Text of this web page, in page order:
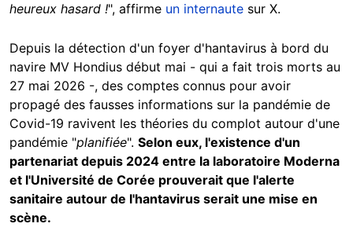
heureux hasard !", affirme un internaute sur X.
Depuis la détection d'un foyer d'hantavirus à bord du
navire MV Hondius début mai - qui a fait trois morts au
27 mai 2026 -, des comptes connus pour avoir
propagé des fausses informations sur la pandémie de
Covid-19 ravivent les théories du complot autour d'une
pandémie "planifiée". Selon eux, l'existence d'un
partenariat depuis 2024 entre la laboratoire Moderna
et l'Université de Corée prouverait que l'alerte
sanitaire autour de l'hantavirus serait une mise en
scène.